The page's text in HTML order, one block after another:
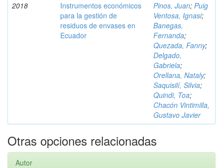
2018
Instrumentos económicos
para la gestión de
residuos de envases en
Ecuador
Pinos, Juan; Puig
Ventosa, Ignasi;
Banegas,
Fernanda;
Quezada, Fanny;
Delgado,
Gabriela;
Orellana, Nataly;
Saquisilí, Silvia;
Quindi, Toa;
Chacón Vintimilla,
Gustavo Javier
Otras opciones relacionadas
Autor